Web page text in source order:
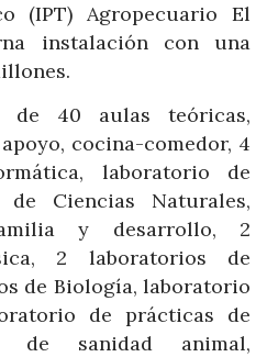
(IPT) Agropecuario El
instalación con una
de 40 aulas teóricas,
cocina-comedor, 4
laboratorio de
Ciencias Naturales,
y desarrollo, 2
2 laboratorios de
de Biología, laboratorio
de prácticas de
de sanidad animal,